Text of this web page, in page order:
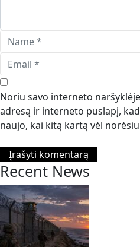
Noriu savo interneto
adresą ir interneto puslapį,
naujo, kai kitą kartą vėl
Recent News